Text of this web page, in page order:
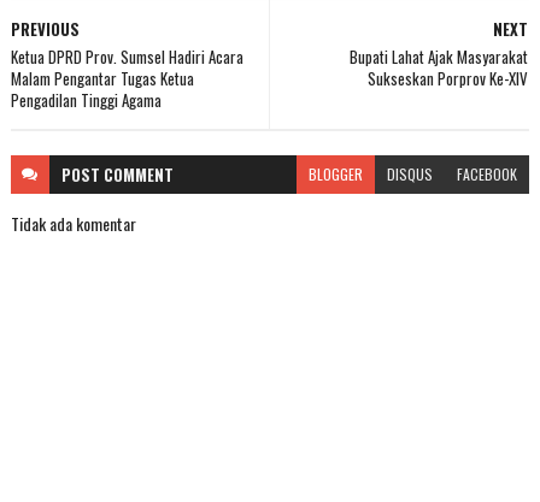
NEXT
Bupati Lahat Ajak Masyarakat
Sukseskan Porprov Ke-XIV
PREVIOUS
Ketua DPRD Prov. Sumsel Hadiri Acara
Malam Pengantar Tugas Ketua
Pengadilan Tinggi Agama
POST COMMENT BLOGGER DISQUS FACEBOOK
Tidak ada komentar